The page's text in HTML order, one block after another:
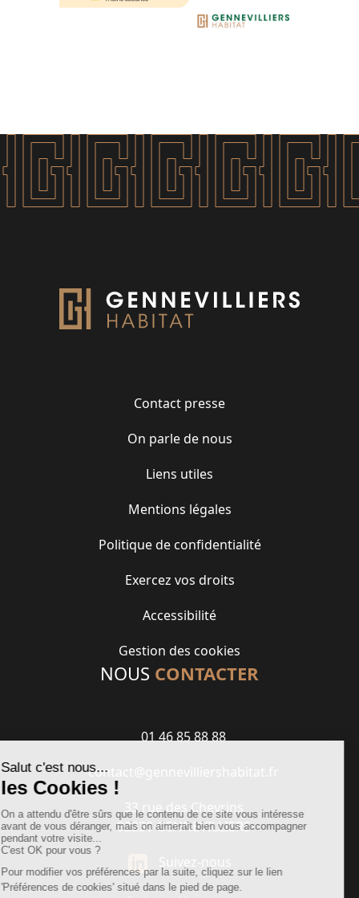
Contact presse
On parle de nous
Liens utiles
Mentions légales
Politique de confidentialité
Exercez vos droits
Accessibilité
Gestion des cookies
NOUS CONTACTER
01 46 85 88 88
contact@gennevilliershabitat.fr
33 rue des Chevrins
92230 GENNEVILLIERS